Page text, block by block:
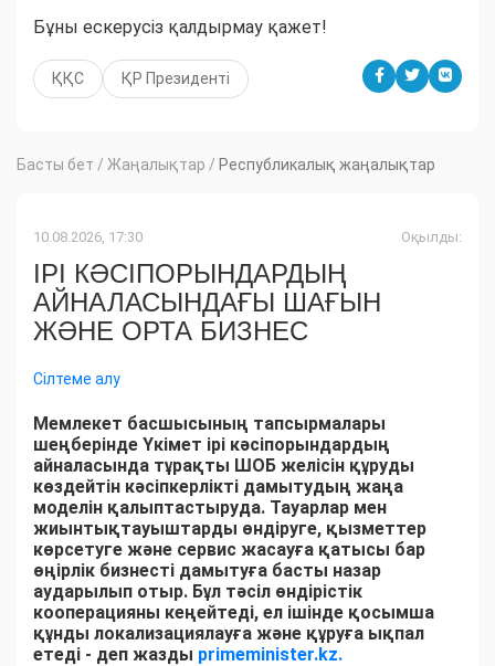
Бұны ескерусіз қалдырмау қажет!
ҚҚС ҚР Президенті
Басты бет / Жаңалықтар / Республикалық жаңалықтар
10.08.2026, 17:30 Оқылды:
ІРІ КӘСІПОРЫНДАРДЫҢ
АЙНАЛАСЫНДАҒЫ ШАҒЫН
ЖӘНЕ ОРТА БИЗНЕС
Сілтеме алу
Мемлекет басшысының тапсырмалары
шеңберінде Үкімет ірі кәсіпорындардың
айналасында тұрақты ШОБ желісін құруды
көздейтін кәсіпкерлікті дамытудың жаңа
моделін қалыптастыруда. Тауарлар мен
жиынтықтауыштарды өндіруге, қызметтер
көрсетуге және сервис жасауға қатысы бар
өңірлік бизнесті дамытуға басты назар
аударылып отыр. Бұл тәсіл өндірістік
кооперацияны кеңейтеді, ел ішінде қосымша
құнды локализациялауға және құруға ықпал
етеді - деп жазды primeminister.kz.